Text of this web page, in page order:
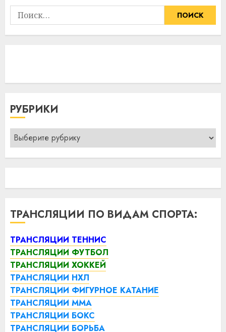
Найти:
РУБРИКИ
Рубрики
ТРАНСЛЯЦИИ ПО ВИДАМ СПОРТА:
ТРАНСЛЯЦИИ ТЕННИС
ТРАНСЛЯЦИИ ФУТБОЛ
ТРАНСЛЯЦИИ ХОККЕЙ
ТРАНСЛЯЦИИ НХЛ
ТРАНСЛЯЦИИ ФИГУРНОЕ КАТАНИЕ
ТРАНСЛЯЦИИ ММА
ТРАНСЛЯЦИИ БОКС
ТРАНСЛЯЦИИ БОРЬБА